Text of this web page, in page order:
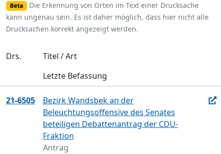
Beta
Die Erkennung von Orten im Text einer Drucksache
kann ungenau sein. Es ist daher möglich, dass hier nicht alle
Drucksachen korrekt angezeigt werden.
Drs.
Titel / Art
Letzte Befassung
21-6505
Bezirk Wandsbek an der
Beleuchtungsoffensive des Senates
beteiligen Debattenantrag der CDU-
Fraktion
Antrag